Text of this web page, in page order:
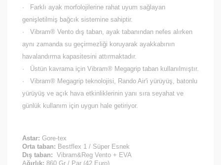
·
Farklı ayak morfolojilerine rahat uyum sağlayan
genişletilmiş bağcık sistemine sahiptir.
·
Vibram® Vento dış taban, ayak tabanından nefes alırken
aynı zamanda su geçirmezliği koruyarak ayakkabının
havalandırma kapasitesini attırmaktadır.
·
Üstün kavrama için Vibram® Megagrip taban kullanılmıştır.
·
Vibram® Megagrip teknolojisi, Rando Air'i yürüyüş, batonlu
yürüyüş ve açık hava etkinliklerinin yanı sıra seyahat ve
günlük kullanım için uygun hale getiriyor.
Astar: Gore-tex
Orta taban: Bestflex 1 / Süper Esnek
Dış taban: Vibram&Reg Vento + EVA
Ağırlık: 860 Gr / Par (42 Euro)